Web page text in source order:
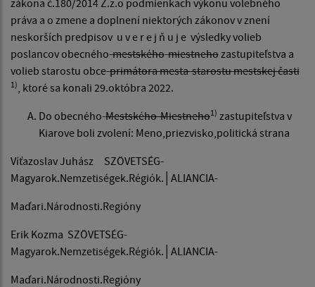
práva a o zmene a doplnení niektorých zákonov v znení
neskorších predpisov u v e r e j ň u j e výsledky volieb
poslancov obecného-mestského-miestnehozastupiteľstva a
volieb starostu obce-primátora mesta-starostu mestskej časti
1) , ktoré sa konali 29.októbra 2022.
Do obecného-Mestského-Miestneho1) zastupiteľstva v
Kiarove boli zvolení: Meno,priezvisko,politická strana
Víťazoslav Juhász SZÖVETSÉG-
Magyarok.Nemzetiségek.Régiók.│ALIANCIA-
Maďari.Národnosti.Regióny
Erik Kozma SZÖVETSÉG-
Magyarok.Nemzetiségek.Régiók.│ALIANCIA-
Maďari.Národnosti.Regióny